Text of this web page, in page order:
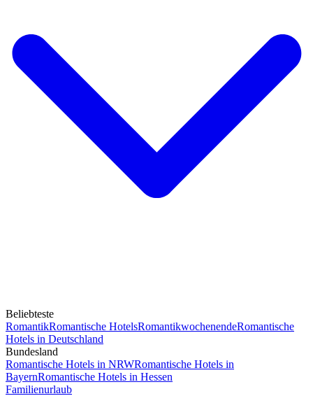
Beliebteste
RomantikRomantische HotelsRomantikwochenendeRomantische
Hotels in Deutschland
Bundesland
Romantische Hotels in NRWRomantische Hotels in
BayernRomantische Hotels in Hessen
Familienurlaub